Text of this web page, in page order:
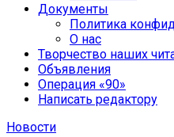
Документы
Политика
О нас
Творчество наших
Объявления
Операция «90»
Написать редактору
Новости